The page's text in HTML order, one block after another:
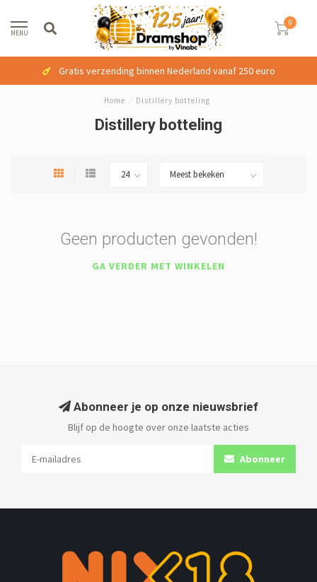
MENU
0
Gratis verzending binnen Nederland vanaf 250 euro
Home Distillery botteling
Distillery botteling
Geen producten gevonden!
GA VERDER MET WINKELEN
Abonneer je op onze nieuwsbrief
Blijf op de hoogte over onze laatste acties
Abonneer